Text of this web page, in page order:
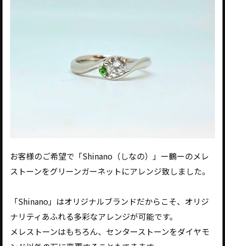
お客様のご希望で「Shinano（しなの）」ー鶴ーのメレ
ストーンをグリーンガーネットにアレンジ致しました。
「Shinano」はオリジナルブランドだからこそ、オリジ
ナリティあふれる多彩なアレンジが可能です。
メレストーンはもちろん、センターストーンをダイヤモ